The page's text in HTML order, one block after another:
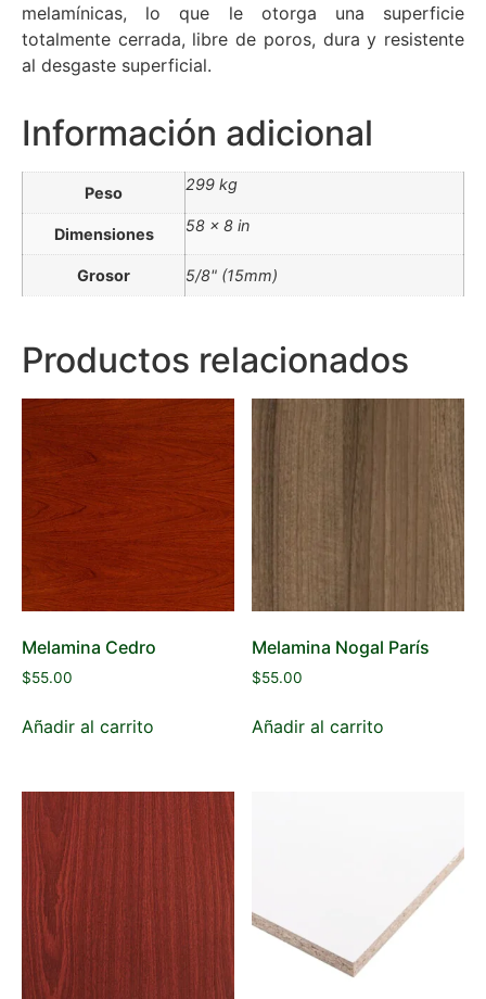
melamínicas, lo que le otorga una superficie
totalmente cerrada, libre de poros, dura y resistente
al desgaste superficial.
Información adicional
Peso 299 kg
Dimensiones 58 × 8 in
Grosor 5/8" (15mm)
Productos relacionados
Melamina Cedro
$55.00
Añadir al carrito
Melamina Nogal París
$55.00
Añadir al carrito